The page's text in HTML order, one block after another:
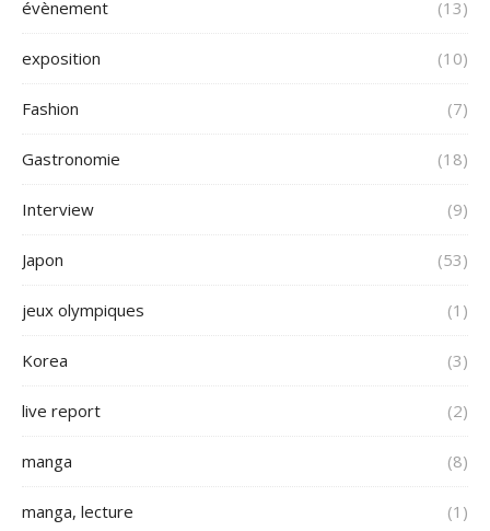
évènement (13)
exposition (10)
Fashion (7)
Gastronomie (18)
Interview (9)
Japon (53)
jeux olympiques (1)
Korea (3)
live report (2)
manga (8)
manga, lecture (1)